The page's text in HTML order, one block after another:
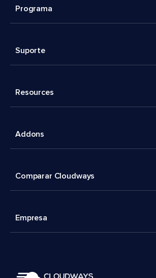
Programa
Suporte
Resources
Addons
Comparar Cloudways
Empresa